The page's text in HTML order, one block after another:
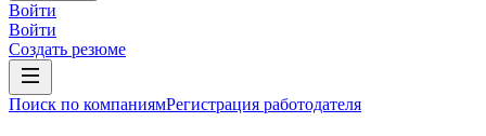
Войти
Войти
Создать резюме
Поиск по компаниямРегистрация работодателя